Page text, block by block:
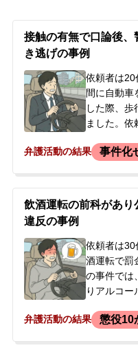
接触の有無で口論後
き逃げの事例
依頼者は20
間に自動車
した際、歩
ました。依
「当たった
い立ち去り
レートを
の映像が上
後日ひき逃
かと不安に
に来られま
弁護活動の結果 事件化
飲酒運転の前科があ
違反の事例
依頼者は30
酒運転で罰
の事件では
りアルコー
いました。
弁護活動の結果 懲役10